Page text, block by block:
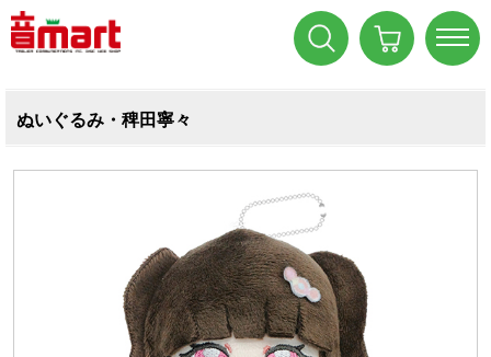
ぬいぐるみ・稗田寧々